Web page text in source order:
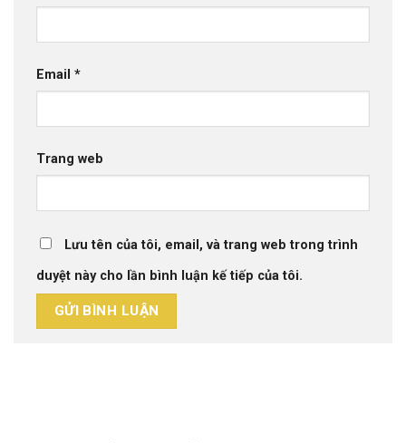
Email *
Trang web
Lưu tên của tôi, email, và trang web trong trình
duyệt này cho lần bình luận kế tiếp của tôi.